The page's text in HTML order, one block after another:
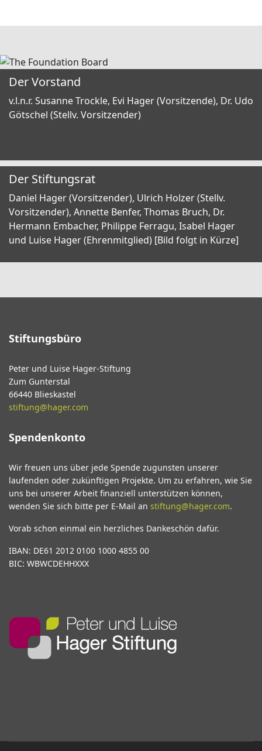
Der Vorstand
v.l.n.r. Susanne Trockle, Evi Hager (Vorsitzende), Dr. Udo
Götschel (Stellv. Vorsitzender)
Der Stiftungsrat
Daniel Hager (Vorsitzender), Ulrich Holzer (Stellv.
Vorsitzender), Annette Benfer, Thomas Bruch, Dr.
Hermann Embacher, Philippe Ferragu, Isabel Hager
und Luise Hager (Ehrenmitglied) [Bild folgt in Kürze]
Stiftungsbüro
Peter und Luise Hager-Stiftung
Zum Gunterstal
66440 Blieskastel
stiftung@hager.com
Spendenkonto
Wir freuen uns über jede Spende zugunsten unserer
laufenden oder zukünftigen Projekte. Um zu erfahren, wie Sie
uns bei unserer Arbeit finanziell unterstützen können,
wenden Sie sich bitte per E-Mail an stiftung@hager.com.
Vorab schon einmal ein herzliches Dankeschön dafür.
IBAN: DE61 2012 0100 1000 4855 00
BIC: WBWCDEHHXXX